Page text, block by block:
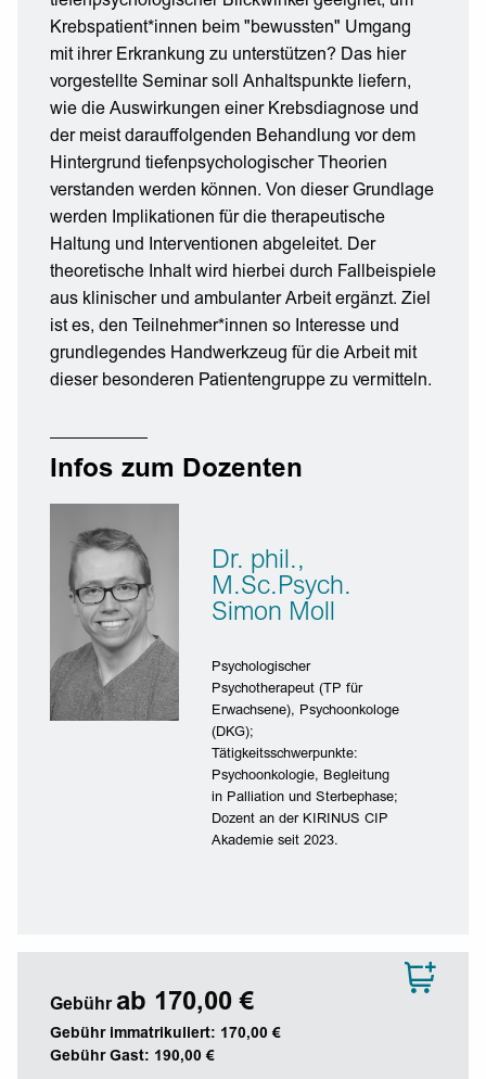
Krebspatient*innen beim "bewussten" Umgang
mit ihrer Erkrankung zu unterstützen? Das hier
vorgestellte Seminar soll Anhaltspunkte liefern,
wie die Auswirkungen einer Krebsdiagnose und
der meist darauffolgenden Behandlung vor dem
Hintergrund tiefenpsychologischer Theorien
verstanden werden können. Von dieser Grundlage
werden Implikationen für die therapeutische
Haltung und Interventionen abgeleitet. Der
theoretische Inhalt wird hierbei durch Fallbeispiele
aus klinischer und ambulanter Arbeit ergänzt. Ziel
ist es, den Teilnehmer*innen so Interesse und
grundlegendes Handwerkzeug für die Arbeit mit
dieser besonderen Patientengruppe zu vermitteln.
Infos zum Dozenten
Dr. phil.,
M.Sc.Psych.
Simon Moll
Psychologischer
Psychotherapeut (TP für
Erwachsene), Psychoonkologe
(DKG);
Tätigkeitsschwerpunkte:
Psychoonkologie, Begleitung
in Palliation und Sterbephase;
Dozent an der KIRINUS CIP
Akademie seit 2023.
Gebühr ab 170,00 €
Gebühr immatrikuliert: 170,00 €
Gebühr Gast: 190,00 €